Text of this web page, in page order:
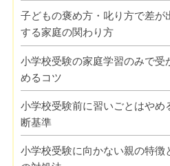
子どもの褒め方・叱り方で差が
する家庭の関わり方
小学校受験の家庭学習のみで受
めるコツ
小学校受験前に習いごとはやめ
断基準
小学校受験に向かない親の特徴